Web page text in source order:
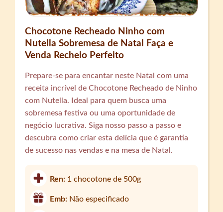
Chocotone Recheado Ninho com
Nutella Sobremesa de Natal Faça e
Venda Recheio Perfeito
Prepare-se para encantar neste Natal com uma
receita incrível de Chocotone Recheado de Ninho
com Nutella. Ideal para quem busca uma
sobremesa festiva ou uma oportunidade de
negócio lucrativa. Siga nosso passo a passo e
descubra como criar esta delícia que é garantia
de sucesso nas vendas e na mesa de Natal.
Ren: 1 chocotone de 500g
Emb: Não especificado